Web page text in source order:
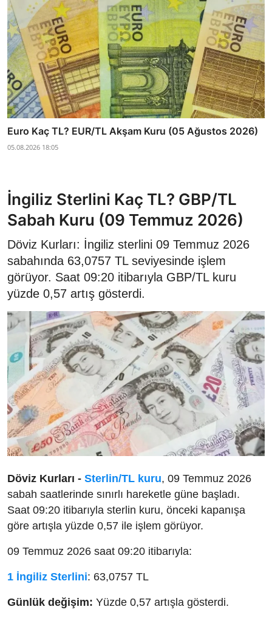
Euro Kaç TL? EUR/TL Akşam Kuru (05 Ağustos 2026)
05.08.2026 18:05
İngiliz Sterlini Kaç TL? GBP/TL
Sabah Kuru (09 Temmuz 2026)
Döviz Kurları: İngiliz sterlini 09 Temmuz 2026
sabahında 63,0757 TL seviyesinde işlem
görüyor. Saat 09:20 itibarıyla GBP/TL kuru
yüzde 0,57 artış gösterdi.
Döviz Kurları - Sterlin/TL kuru, 09 Temmuz 2026
sabah saatlerinde sınırlı hareketle güne başladı.
Saat 09:20 itibarıyla sterlin kuru, önceki kapanışa
göre artışla yüzde 0,57 ile işlem görüyor.
09 Temmuz 2026 saat 09:20 itibarıyla:
1 İngiliz Sterlini: 63,0757 TL
Günlük değişim: Yüzde 0,57 artışla gösterdi.